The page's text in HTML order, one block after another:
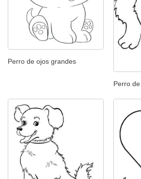
Perro de ojos grandes
Perro